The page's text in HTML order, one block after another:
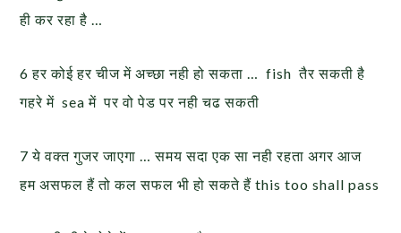
ही कर रहा है …
6 हर कोई हर चीज में अच्छा नही हो सकता … fish तैर सकती है
गहरे में sea में पर वो पेड पर नही चढ सकती
7 ये वक्त गुजर जाएगा … समय सदा एक सा नही रहता अगर आज
हम असफल हैं तो कल सफल भी हो सकते हैं this too shall pass